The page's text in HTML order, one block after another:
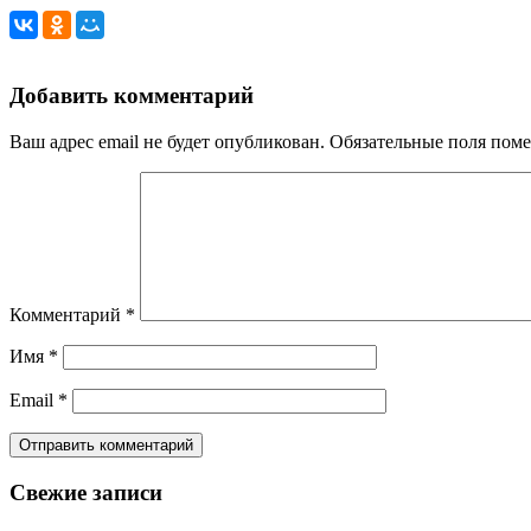
Добавить комментарий
Ваш адрес email не будет опубликован. Обязательные поля
Комментарий *
Имя *
Email *
Свежие записи